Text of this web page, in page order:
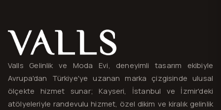
Valls® — site haritası ve iletişim
Valls Gelinlik ve Moda Evi, deneyimli tasarım ekibiyle
Avrupa'dan Türkiye'ye uzanan marka çizgisinde ulusal
ölçekte hizmet sunar; Kayseri, İstanbul ve İzmir'deki
atölyeleriyle randevulu hizmet, özel dikim ve kiralık gelinlik